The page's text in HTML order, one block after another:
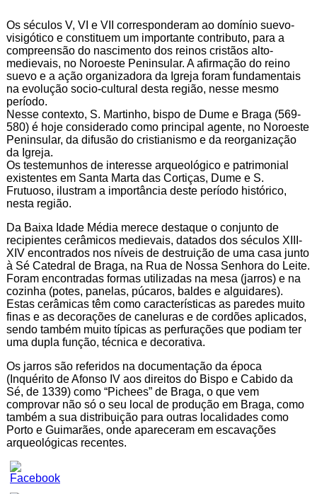
Os séculos V, VI e VII corresponderam ao domínio suevo-
visigótico e constituem um importante contributo, para a
compreensão do nascimento dos reinos cristãos alto-
medievais, no Noroeste Peninsular. A afirmação do reino
suevo e a ação organizadora da Igreja foram fundamentais
na evolução socio-cultural desta região, nesse mesmo
período.
Nesse contexto, S. Martinho, bispo de Dume e Braga (569-
580) é hoje considerado como principal agente, no Noroeste
Peninsular, da difusão do cristianismo e da reorganização
da Igreja.
Os testemunhos de interesse arqueológico e patrimonial
existentes em Santa Marta das Cortiças, Dume e S.
Frutuoso, ilustram a importância deste período histórico,
nesta região.
Da Baixa Idade Média merece destaque o conjunto de
recipientes cerâmicos medievais, datados dos séculos XIII-
XIV encontrados nos níveis de destruição de uma casa junto
à Sé Catedral de Braga, na Rua de Nossa Senhora do Leite.
Foram encontradas formas utilizadas na mesa (jarros) e na
cozinha (potes, panelas, púcaros, baldes e alguidares).
Estas cerâmicas têm como características as paredes muito
finas e as decorações de caneluras e de cordões aplicados,
sendo também muito típicas as perfurações que podiam ter
uma dupla função, técnica e decorativa.
Os jarros são referidos na documentação da época
(Inquérito de Afonso IV aos direitos do Bispo e Cabido da
Sé, de 1339) como “Pichees” de Braga, o que vem
comprovar não só o seu local de produção em Braga, como
também a sua distribuição para outras localidades como
Porto e Guimarães, onde apareceram em escavações
arqueológicas recentes.